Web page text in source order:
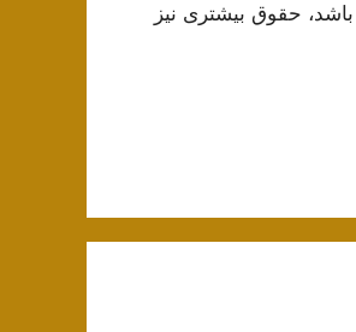
حقوق بیشتری نیز